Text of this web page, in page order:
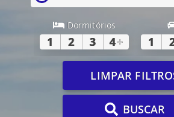
Dormitórios
1 2 3 4+ 1
LIMPAR
BUSCAR